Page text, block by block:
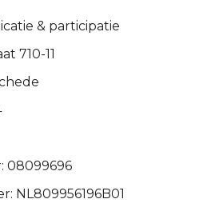
& participatie
710-11
08099696
NL809956196B01